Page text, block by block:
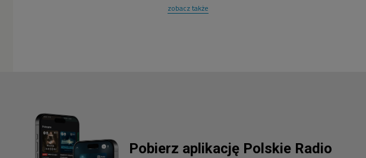
zobacz także
Pobierz aplikację Polskie Radio